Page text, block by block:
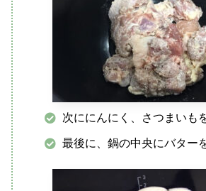
次ににんにく、さつまいも
最後に、鍋の中央にバター